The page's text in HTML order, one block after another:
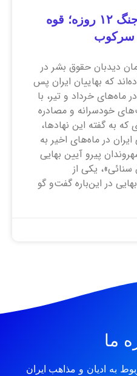
آزار بهاییان به بهانه جنگ ۱۲ روزه؛ قوه
سرکوب
دیدبان حقوق بشر در
که بهاییان ایران پس
ماه‌های خرداد و تیر، با
خودسرانه و مصادره
که به گفته این نهاد‌ها،
در ماه‌های اخیر به
پیرو آیین بهایی
یکی از
در این‌باره گفت‌و گو
ما
به ادیان و مذاهب ایران